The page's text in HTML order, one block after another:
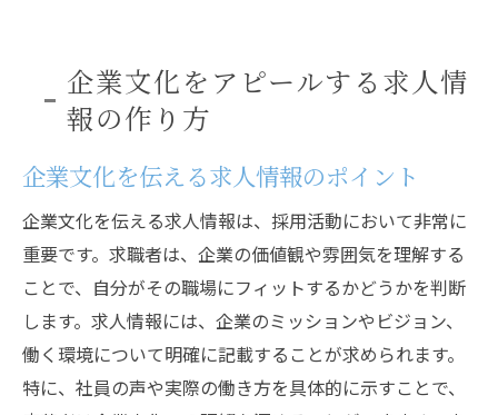
企業文化をアピールする求人情
報の作り方
企業文化を伝える求人情報のポイント
企業文化を伝える求人情報は、採用活動において非常に
重要です。求職者は、企業の価値観や雰囲気を理解する
ことで、自分がその職場にフィットするかどうかを判断
します。求人情報には、企業のミッションやビジョン、
働く環境について明確に記載することが求められます。
特に、社員の声や実際の働き方を具体的に示すことで、